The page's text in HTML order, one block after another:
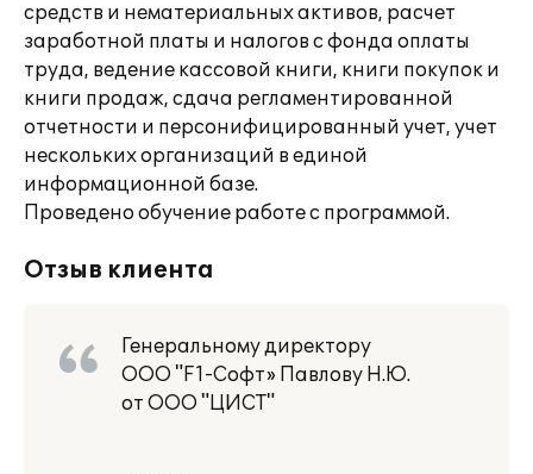
средств и нематериальных активов, расчет
заработной платы и налогов с фонда оплаты
труда, ведение кассовой книги, книги покупок и
книги продаж, сдача регламентированной
отчетности и персонифицированный учет, учет
нескольких организаций в единой
информационной базе.
Проведено обучение работе с программой.
Отзыв клиента
Генеральному директору
ООО "F1-Софт» Павлову Н.Ю.
от ООО "ЦИСТ"